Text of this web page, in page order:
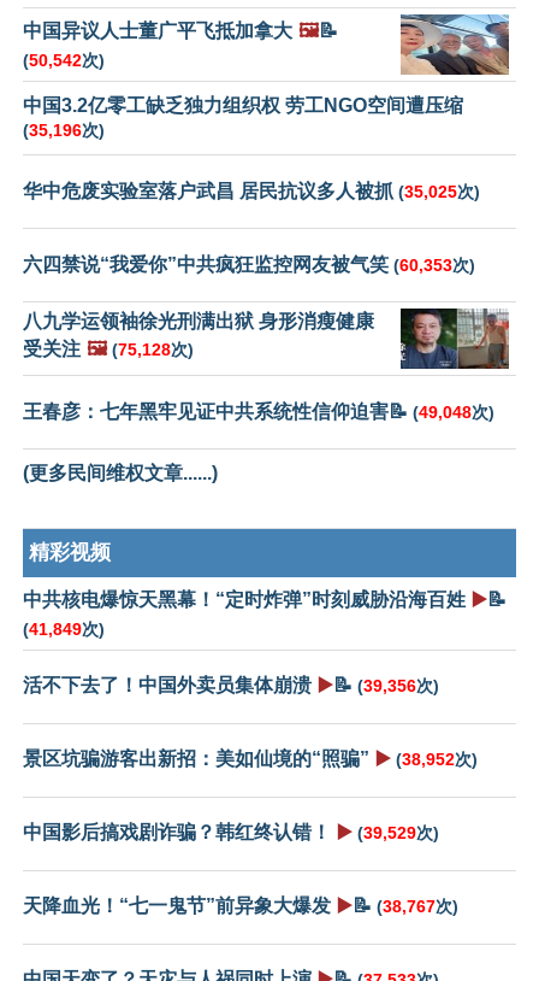
中国异议人士董广平飞抵加拿大 🖼️📝
(50,542次)
中国3.2亿零工缺乏独力组织权 劳工NGO空间遭压缩
(35,196次)
华中危废实验室落户武昌 居民抗议多人被抓 (35,025次)
六四禁说“我爱你”中共疯狂监控网友被气笑 (60,353次)
八九学运领袖徐光刑满出狱 身形消瘦健康
受关注 🖼️ (75,128次)
王春彦：七年黑牢见证中共系统性信仰迫害📝 (49,048次)
(更多民间维权文章......)
精彩视频
中共核电爆惊天黑幕！“定时炸弹”时刻威胁沿海百姓 ▶️📝
(41,849次)
活不下去了！中国外卖员集体崩溃 ▶️📝 (39,356次)
景区坑骗游客出新招：美如仙境的“照骗” ▶️ (38,952次)
中国影后搞戏剧诈骗？韩红终认错！ ▶️ (39,529次)
天降血光！“七一鬼节”前异象大爆发 ▶️📝 (38,767次)